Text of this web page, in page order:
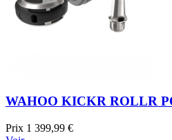
WAHOO KICKR ROLLR
Prix 1 399,99 €